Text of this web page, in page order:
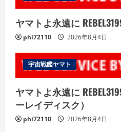
ヤマトよ永遠に
phi72110 2026年8月4日
宇宙戦艦ヤマト
ヤマトよ永遠に
ーレイディスク）
phi72110 2026年8月4日